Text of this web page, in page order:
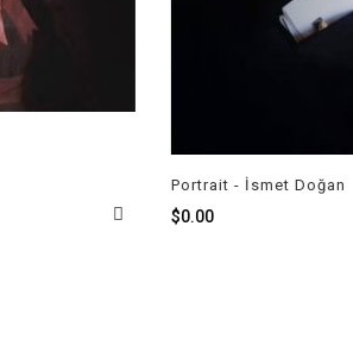
Portrait - İsmet Doğan
$0.00